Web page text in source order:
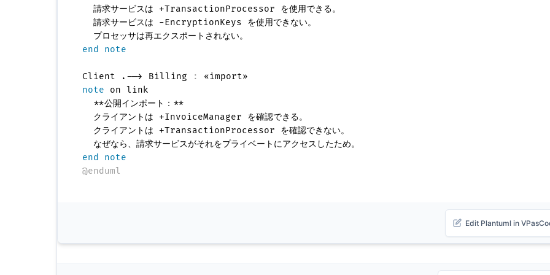
  請求サービスは +TransactionProcessor を使用できる。
  請求サービスは -EncryptionKeys を使用できない。
end note
Client .--> Billing :
note on link
  **公開インポート：**
  クライアントは +InvoiceManager を確認できる。
  クライアントは +TransactionProcessor を確認できない。
end note
@enduml
Edit Plantuml in